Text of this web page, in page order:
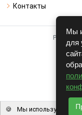
Контакты
©
Мы
для
🍪
Мы используем